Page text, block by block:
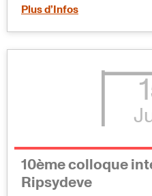
Plus d’Infos
10ème colloque
Ripsydeve